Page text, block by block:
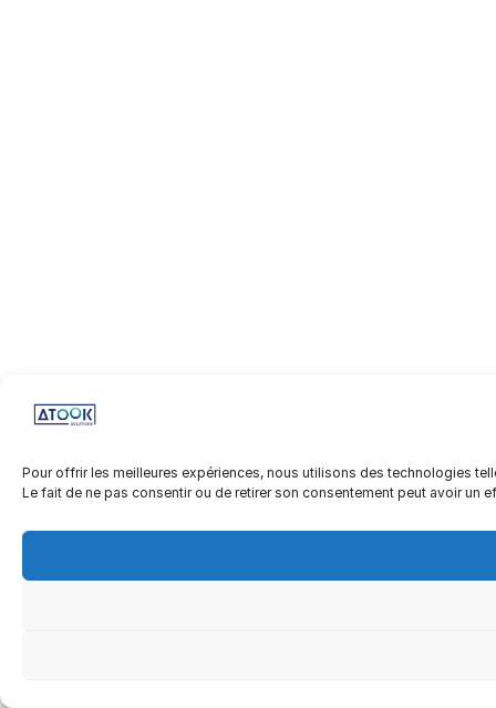
Pour offrir les meilleures expériences, nous utilisons des technologies
Le fait de ne pas consentir ou de retirer son consentement peut avoir un